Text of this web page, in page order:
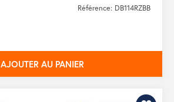
Référence: DB114RZBB
AJOUTER AU PANIER